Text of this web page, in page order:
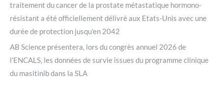
traitement du cancer de la prostate métastatique hormono-
résistant a été officiellement délivré aux Etats-Unis avec une
durée de protection jusqu’en 2042
AB Science présentera, lors du congrès annuel 2026 de
l’ENCALS, les données de survie issues du programme clinique
du masitinib dans la SLA